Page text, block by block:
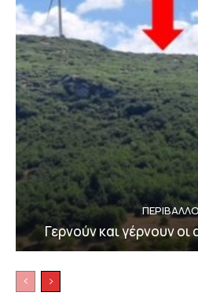
Γερνούν και γέρνουν οι